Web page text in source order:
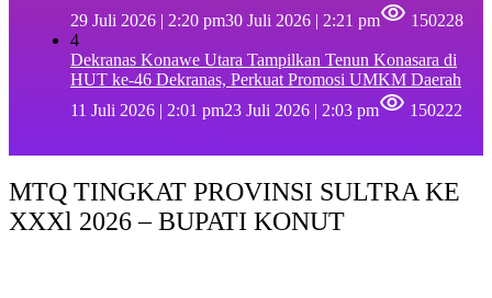
29 Juli 2026 | 2:20 pm30 Juli 2026 | 2:21 pm
150228
4
Dekranas Konawe Utara Tampilkan Tenun Konasara di
HUT ke-46 Dekranas, Perkuat Promosi UMKM Daerah
11 Juli 2026 | 2:01 pm23 Juli 2026 | 2:03 pm 150222
MTQ TINGKAT PROVINSI SULTRA KE
XXXl 2026 – BUPATI KONUT